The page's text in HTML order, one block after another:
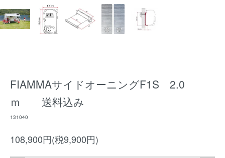
FIAMMAサイドオーニングF1S 2.0
ｍ 送料込み
131040
108,900円(税9,900円)